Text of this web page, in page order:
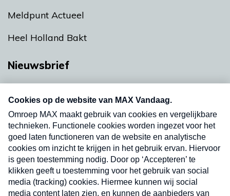
Meldpunt Actueel
Heel Holland Bakt
Nieuwsbrief
nieuwsbrief. Elke vrijdag- en dinsdagochtend in
uw mailbox.
Verzend